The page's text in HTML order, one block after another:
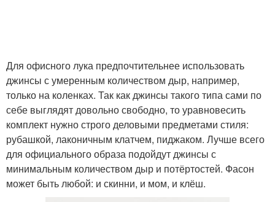
Костюм для женщин Модный гардероб
Джинса для женщин Зрелые женщины
Для офисного лука предпочтительнее использовать
джинсы с умеренным количеством дыр, например,
только на коленках. Так как джинсы такого типа сами по
себе выглядят довольно свободно, то уравновесить
комплект нужно строго деловыми предметами стиля:
рубашкой, лаконичным клатчем, пиджаком. Лучше всего
для официального образа подойдут джинсы с
минимальным количеством дыр и потёртостей. Фасон
может быть любой: и скинни, и мом, и клёш.